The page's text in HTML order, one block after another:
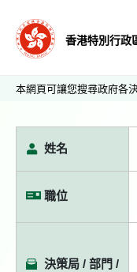
香港特別行政
本網頁可讓您搜尋政府各
姓名
職位
決策局 / 部門 /